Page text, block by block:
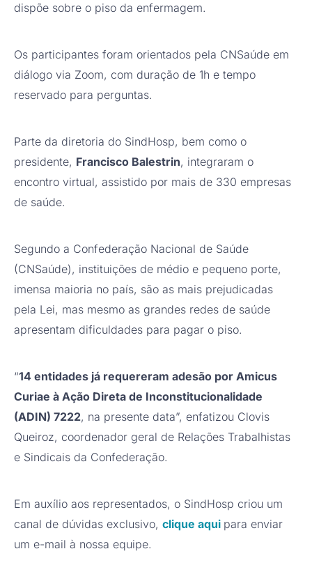
dispõe sobre o piso da enfermagem.
Os participantes foram orientados pela CNSaúde em
diálogo via Zoom, com duração de 1h e tempo
reservado para perguntas.
Parte da diretoria do SindHosp, bem como o
presidente, Francisco Balestrin, integraram o
encontro virtual, assistido por mais de 330 empresas
de saúde.
Segundo a Confederação Nacional de Saúde
(CNSaúde), instituições de médio e pequeno porte,
imensa maioria no país, são as mais prejudicadas
pela Lei, mas mesmo as grandes redes de saúde
apresentam dificuldades para pagar o piso.
“14 entidades já requereram adesão por Amicus
Curiae à Ação Direta de Inconstitucionalidade
(ADIN) 7222, na presente data”, enfatizou Clovis
Queiroz, coordenador geral de Relações Trabalhistas
e Sindicais da Confederação.
Em auxílio aos representados, o SindHosp criou um
canal de dúvidas exclusivo, clique aqui para enviar
um e-mail à nossa equipe.